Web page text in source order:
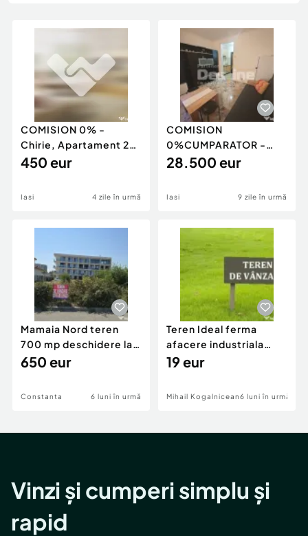
Afaceri și echipamente profesionale
Inchiriere Bunuri si Vehicule
Piese auto si accesorii
COMISION 0% -
Chirie, Apartament 2
camere + LOC DE
450 eur
Iasi 4 zile în urmă
COMISION
0%CUMPARATOR -
Cameră cămin 16mp
28.500 eur
Iasi 9 zile în urmă
Mamaia Nord teren
700 mp deschidere la
D24 si D25
650 eur
Constanta 6 luni în urmă
Teren Ideal ferma
afacere industriala
deschidere 71 ml la
19 eur
Mihail Kogalniceanu6 luni în urmă
Vinzi și cumperi simplu și
rapid